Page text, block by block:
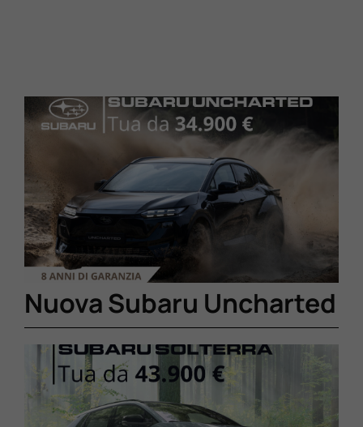
Novità Sui Nostri Veicoli
Lavora Con Noi
Contattaci
Nuova Subaru Uncharted